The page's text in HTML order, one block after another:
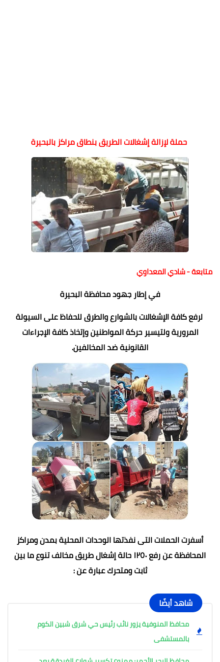
حملة لإزالة إشغالات الطريق بنطاق مراكز بالبحيرة
متابعة - شادي المعداوي
في إطار جهود محافظة البحيرة
لرفع كافة الإشغالات بالشوارع والطرق للحفاظ على السيولة
المرورية ولتيسير حركة المواطنين وإتخاذ كافة الإجراءات
القانونية ضد المخالفين.
أسفرت الحملات التى نفذتها الوحدات المحلية بمدن ومراكز
المحافظة عن رفع ١٢٥٠ حالة إشغال طريق مخالف تنوع ما بين
ثابت ومتحرك عبارة عن :
شاهد أيضًا
محافظ المنوفية يزور نائب رئيس حي شرق شبين الكوم
بالمستشفى